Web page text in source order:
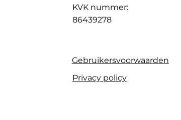
KVK nummer:
86439278
Gebruikersvoorwaarden
Privacy policy